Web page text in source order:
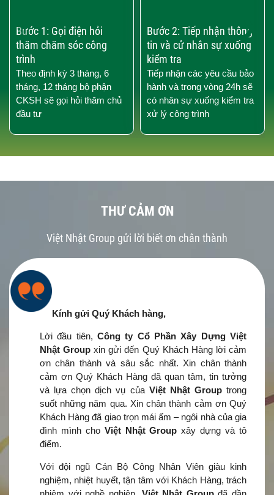
Bước 1: Gọi điện hỏi
thăm chăm sóc công
trình
Theo định kỳ 3 tháng, 6
tháng, 12 tháng bộ phận
CKSH sẽ gọi hỏi thăm chủ
đầu tư
Bước 2: Tiếp nhận thông
tin và cử nhân sự xuống
kiểm tra
Tiếp nhận các yêu cầu bảo
hành và trong vòng 24h sẽ
có nhân sự xuống kiểm tra
xử lý công trình
›
‹
THƯ CẢM ƠN
Việt Nhật Group gửi lời biết ơn chân thành
Kính gửi Quý Khách hàng,
Lời đầu tiên, Công ty Cổ Phần Xây Dựng Việt
Nhật Group xin gửi đến Quý Khách Hàng lời cảm
ơn chân thành và sâu sắc nhất. Xin chân thành
cảm ơn Quý Khách Hàng đã quan tâm, tin tưởng
và lựa chọn dịch vụ của Việt Nhật Grouptrong
suốt những năm qua. Xin chân thành cảm ơn Quý
Khách Hàng đã giao trọn mái ấm – ngôi nhà của gia
đình mình cho Việt Nhật Group xây dựng và tô
điểm.
Với đội ngũ Cán Bộ Công Nhân Viên giàu kinh
nghiệm, nhiệt huyết, tận tâm với Khách Hàng, trách